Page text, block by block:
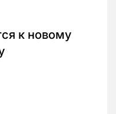
к новому